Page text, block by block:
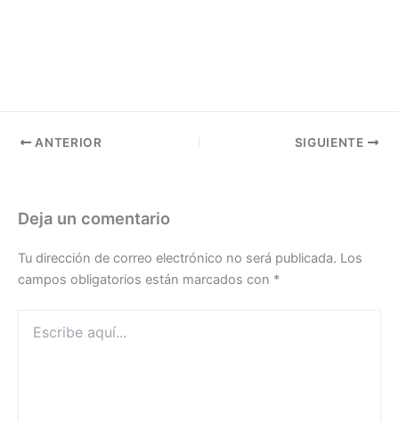
ANTERIOR SIGUIENTE
Deja un comentario
Tu dirección de correo electrónico no será publicada. Los
campos obligatorios están marcados con *
aquí...